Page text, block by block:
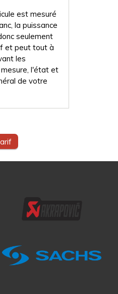
est mesuré
la puissance
seulement
et peut tout à
les
l'état et
de votre